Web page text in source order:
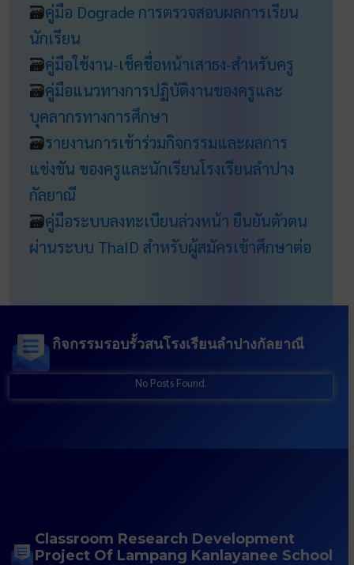
🗃คู่มือ Dograde การตรวจสอบผลการเรียน
นักเรียน
🗃คู่มือใช้งาน-เช็คชื่อหน้าเสาธง-สำหรับครู
🗃คู่มือแนวทางการปฏิบัติงานของครูและ
บุคลากรทางการศึกษา
🗃รายงานการเข้าร่วมกิจกรรมและผลการ
แข่งขัน ของครูและนักเรียนโรงเรียนลำปาง
กัลยาณี
🗃คู่มือระบบลงทะเบียนล่วงหน้า ยืนยันตัวตน
ผ่านระบบ ThaID สำหรับผู้สมัครเข้าศึกษาต่อ
กิจกรรมรอบรั้วสนโรงเรียนลำปางกัลยาณี
No Posts Found.
Classroom Research Development
Project Of Lampang Kanlayanee SchooL